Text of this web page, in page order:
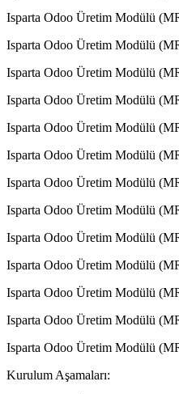
Isparta Odoo Üretim Modülü
Isparta Odoo Üretim Modülü
Isparta Odoo Üretim Modülü
Isparta Odoo Üretim Modülü
Isparta Odoo Üretim Modülü
Isparta Odoo Üretim Modülü
Isparta Odoo Üretim Modülü
Isparta Odoo Üretim Modülü
Isparta Odoo Üretim Modülü
Isparta Odoo Üretim Modülü
Isparta Odoo Üretim Modülü
Isparta Odoo Üretim Modülü
Isparta Odoo Üretim Modülü
Kurulum Aşamaları: